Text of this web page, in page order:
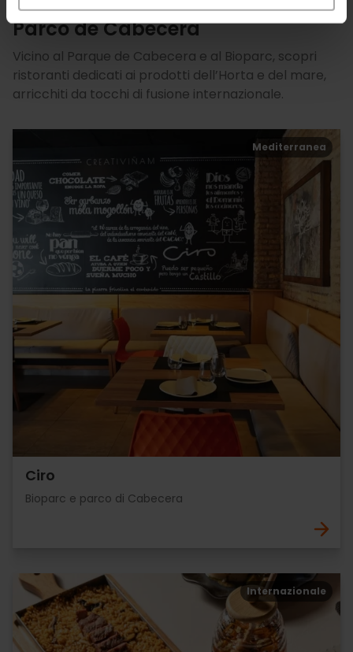
Parco de Cabecera
Vicino al Parque de Cabecera e al Bioparc, scopri
ristoranti dedicati ai prodotti dell’Horta e del mare,
arricchiti da tocchi di fusione internazionale.
Ciro
Bioparc e parco di Cabecera
Mediterranea
Internazionale